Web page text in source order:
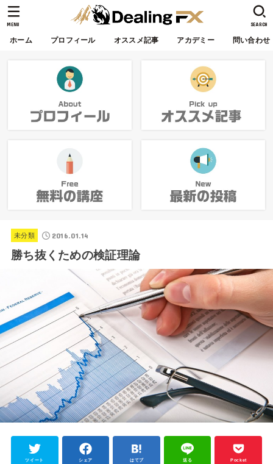
ホーム プロフィール オススメ記事 アカデミー 問い合わせ
SEARCH
MENU
未分類 2016.01.14
勝ち抜くための検証理論
ツイート シェア はてブ 送る Pocket